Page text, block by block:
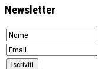
Newsletter